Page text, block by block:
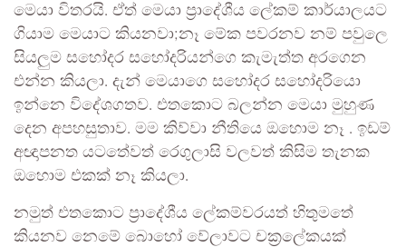
මෙයා විතරයි. ඒත් මෙයා ප්‍රාදේශීය ලේකම් කාර්යාලයට
ගියාම මෙයාට කියනවා;නෑ මේක පවරනව නම් පවුලෙ
සියලුම සහෝදර සහෝදරියන්ගෙ කැමැත්ත අරගෙන
එන්න කියලා. දැන් මෙයාගෙ සහෝදර සහෝදරියො
ඉන්නෙ විදේශගතව. එතකොට බලන්න මෙයා මුහුණ
දෙන අපහසුතාව. මම කිව්වා නීතියෙ ඔහොම නෑ . ඉඩම්
අඥාපනත යටතේවත් රෙගුලාසි වලවත් කිසිම තැනක
ඔහොම එකක් නෑ කියලා.
නමුත් එතකොට ප්‍රාදේශීය ලේකම්වරයත් හිතුමතේ
කියනව නෙමේ බොහෝ වේලාවට චක්‍රලේකයක්